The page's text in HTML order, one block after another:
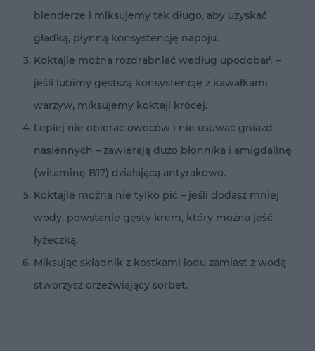
blenderze i miksujemy tak długo, aby uzyskać
gładką, płynną konsystencję napoju.
Koktajle można rozdrabniać według upodobań –
jeśli lubimy gęstszą konsystencję z kawałkami
warzyw, miksujemy koktajl krócej.
Lepiej nie obierać owoców i nie usuwać gniazd
nasiennych – zawierają dużo błonnika i amigdalinę
(witaminę B17) działającą antyrakowo.
Koktajle można nie tylko pić – jeśli dodasz mniej
wody, powstanie gęsty krem, który można jeść
łyżeczką.
Miksując składnik z kostkami lodu zamiast z wodą
stworzysz orzeźwiający sorbet.